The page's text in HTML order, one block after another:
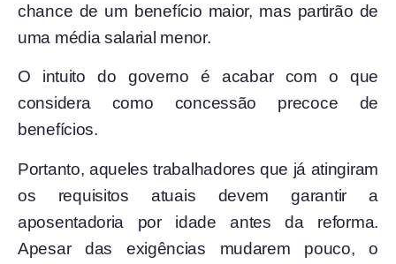
chance de um benefício maior, mas partirão de
uma média salarial menor.
O intuito do governo é acabar com o que
considera como concessão precoce de
benefícios.
Portanto, aqueles trabalhadores que já atingiram
os requisitos atuais devem garantir a
aposentadoria por idade antes da reforma.
Apesar das exigências mudarem pouco, o